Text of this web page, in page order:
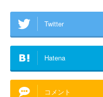
Twitter
Hatena
コメント